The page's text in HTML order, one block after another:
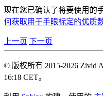
现在您已确认了将要使用的
何获取用于手眼标定的优质
上一页 下一页
© 版权所有 2015-2026 Zivid
16:18 CET。